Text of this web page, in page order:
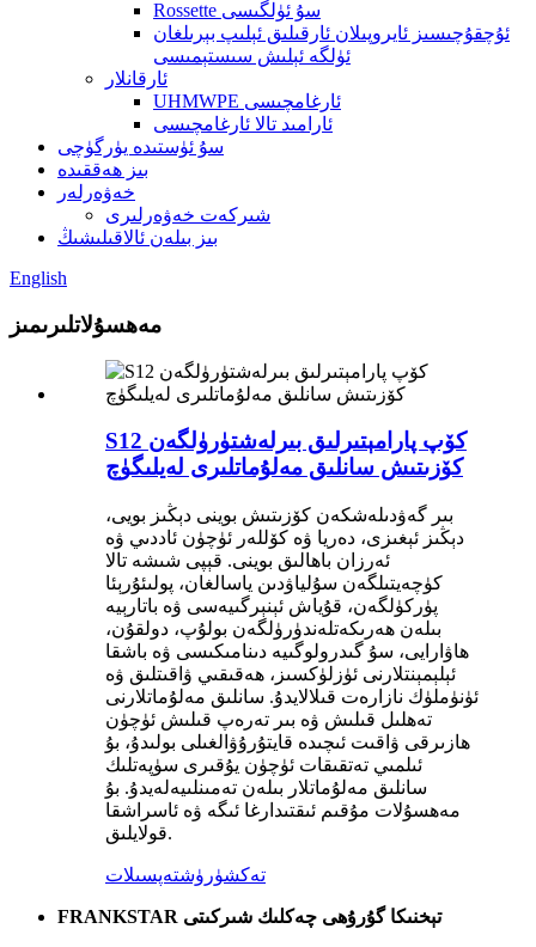
Rossette سۇ ئۈلگىسى
ئۇچقۇچىسىز ئايروپىلان ئارقىلىق ئېلىپ بېرىلغان
ئۈلگە ئېلىش سىستېمىسى
ئارقانلار
UHMWPE ئارغامچىسى
ئارامىد تالا ئارغامچىسى
سۇ ئۈستىدە يۈرگۈچى
بىز ھەققىدە
خەۋەرلەر
شىركەت خەۋەرلىرى
بىز بىلەن ئالاقىلىشىڭ
English
مەھسۇلاتلىرىمىز
S12 كۆپ پارامېتىرلىق بىرلەشتۈرۈلگەن
كۆزىتىش سانلىق مەلۇماتلىرى لەيلىگۈچ
بىر گەۋدىلەشكەن كۆزىتىش بوينى دېڭىز بويى،
دېڭىز ئېغىزى، دەريا ۋە كۆللەر ئۈچۈن ئاددىي ۋە
ئەرزان باھالىق بوينى. قېپى شىشە تالا
كۈچەيتىلگەن سۇلياۋدىن ياسالغان، پولىئۇرېئا
پۈركۈلگەن، قۇياش ئېنېرگىيەسى ۋە باتارېيە
بىلەن ھەرىكەتلەندۈرۈلگەن بولۇپ، دولقۇن،
ھاۋارايى، سۇ گىدرولوگىيە دىنامىكىسى ۋە باشقا
ئېلېمېنتلارنى ئۈزلۈكسىز، ھەقىقىي ۋاقىتلىق ۋە
ئۈنۈملۈك نازارەت قىلالايدۇ. سانلىق مەلۇماتلارنى
تەھلىل قىلىش ۋە بىر تەرەپ قىلىش ئۈچۈن
ھازىرقى ۋاقىت ئىچىدە قايتۇرۇۋالغىلى بولىدۇ، بۇ
ئىلمىي تەتقىقات ئۈچۈن يۇقىرى سۈپەتلىك
سانلىق مەلۇماتلار بىلەن تەمىنلىيەلەيدۇ. بۇ
مەھسۇلات مۇقىم ئىقتىدارغا ئىگە ۋە ئاسراشقا
قولايلىق.
تەكشۈرۈشتەپسىلات
FRANKSTAR تېخنىكا گۇرۇھى چەكلىك شىركىتى